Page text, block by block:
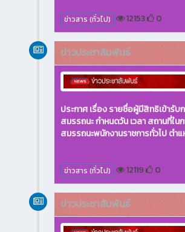
ข่าวสาร (ทั่วไป) 12153 0
ข่าวประชาสัมพันธ์
ประกาศ เรื่อง รายชื่อผู้มีสิทธิเข้ารับ
สมรรถนะ กำหนดวัน เวลา สถานที่ใน
สมรรถนะพนักงานราชการทั่วไป ตำ
ข่าวสาร (ทั่วไป) 12119 0
ข่าวประชาสัมพันธ์